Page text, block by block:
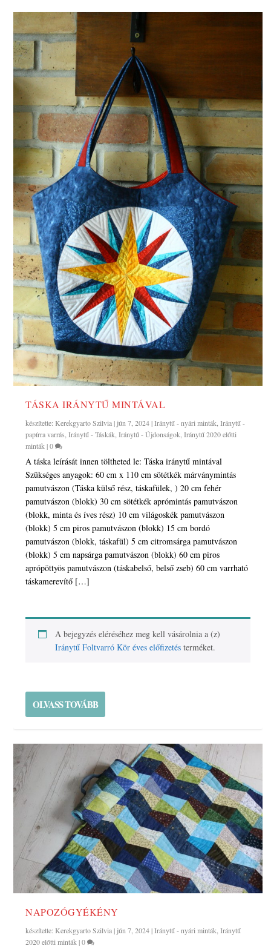
TÁSKA IRÁNYTŰ MINTÁVAL
készítette:Kerekgyarto Szilvia| jún 7, 2024|Iránytű - nyári minták,Iránytű -
papírra varrás,Iránytű - Táskák,Iránytű - Újdonságok,Iránytű 2020 előtti
minták|0
A táska leírását innen töltheted le: Táska iránytű mintával
Szükséges anyagok: 60 cm x 110 cm sötétkék márványmintás
pamutvászon (Táska külső rész, táskafülek, ) 20 cm fehér
pamutvászon (blokk) 30 cm sötétkék aprómintás pamutvászon
(blokk, minta és íves rész) 10 cm világoskék pamutvászon
(blokk) 5 cm piros pamutvászon (blokk) 15 cm bordó
pamutvászon (blokk, táskafül) 5 cm citromsárga pamutvászon
(blokk) 5 cm napsárga pamutvászon (blokk) 60 cm piros
aprópöttyös pamutvászon (táskabelső, belső zseb) 60 cm varrható
táskamerevítő […]
A bejegyzés eléréséhez meg kell vásárolnia a (z)
Iránytű Foltvarró Kör éves előfizetés terméket.
OLVASS TOVÁBB
NAPOZÓGYÉKÉNY
készítette:Kerekgyarto Szilvia| jún 7, 2024|Iránytű - nyári minták ,Iránytű
2020 előtti minták |0